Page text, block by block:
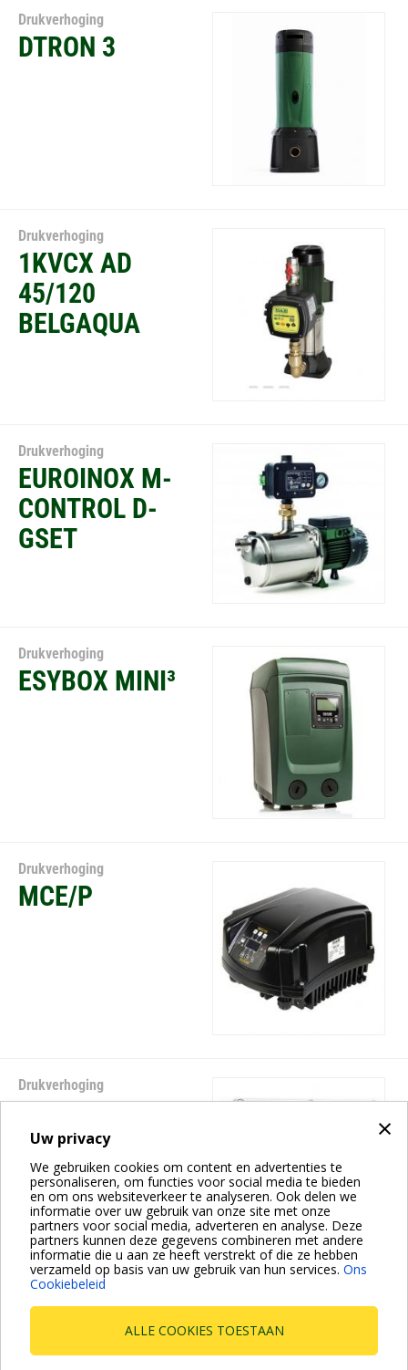
×
Uw privacy
We gebruiken cookies om content en advertenties te
personaliseren, om functies voor social media te bieden
en om ons websiteverkeer te analyseren. Ook delen we
informatie over uw gebruik van onze site met onze
partners voor social media, adverteren en analyse. Deze
partners kunnen deze gegevens combineren met andere
informatie die u aan ze heeft verstrekt of die ze hebben
verzameld op basis van uw gebruik van hun services. Ons
Cookiebeleid
ALLE COOKIES TOESTAAN
Drukverhoging
DTRON 3
Drukverhoging
1KVCX AD
45/120
BELGAQUA
Drukverhoging
EUROINOX M-
CONTROL D-
GSET
Drukverhoging
ESYBOX MINI³
Drukverhoging
MCE/P
Drukverhoging
E.BOX
Paginatie
Huidige
pagina
1 Page
2
Volgende
pagina
››